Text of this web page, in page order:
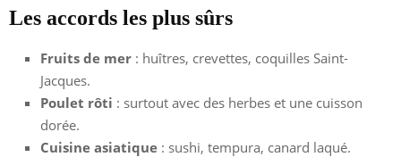
Les accords les plus sûrs
Fruits de mer : huîtres, crevettes, coquilles Saint-
Jacques.
Poulet rôti : surtout avec des herbes et une cuisson
dorée.
Cuisine asiatique : sushi, tempura, canard laqué.